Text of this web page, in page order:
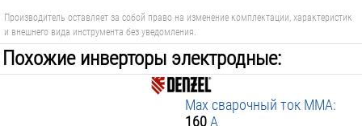
1 570 р. 168 р.
Производитель оставляет за собой право на изменение комплектации, характеристик
и внешнего вида инструмента без уведомления.
Похожие инверторы электродные:
Max сварочный ток MMA:
160А